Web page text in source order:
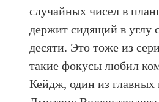
случайных чисел в
держит сидящий в углу
десяти. Это тоже из
такие фокусы любил
Кейдж, один из главных